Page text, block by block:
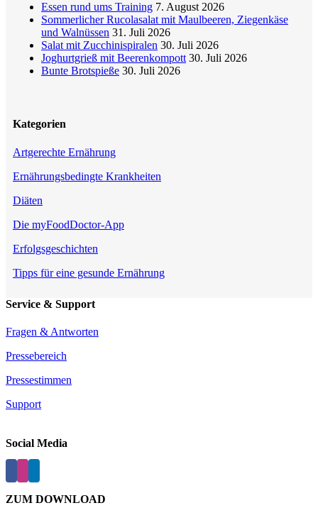
Essen rund ums Training 7. August 2026
Sommerlicher Rucolasalat mit Maulbeeren, Ziegenkäse
und Walnüssen 31. Juli 2026
Salat mit Zucchinispiralen 30. Juli 2026
Joghurtgrieß mit Beerenkompott 30. Juli 2026
Bunte Brotspieße 30. Juli 2026
Kategorien
Artgerechte Ernährung
Ernährungsbedingte Krankheiten
Diäten
Die myFoodDoctor-App
Erfolgsgeschichten
Tipps für eine gesunde Ernährung
Service & Support
Fragen & Antworten
Pressebereich
Pressestimmen
Support
Social Media
ZUM DOWNLOAD